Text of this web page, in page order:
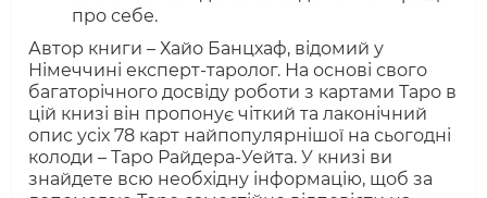
про себе.
Автор книги – Хайо Банцхаф, відомий у
Німеччині експерт-таролог. На основі свого
багаторічного досвіду роботи з картами Таро в
цій книзі він пропонує чіткий та лаконічний
опис усіх 78 карт найпопулярнішої на сьогодні
колоди – Таро Райдера-Уейта. У книзі ви
знайдете всю необхідну інформацію, щоб за